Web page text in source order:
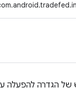
הגדרה להפעלה